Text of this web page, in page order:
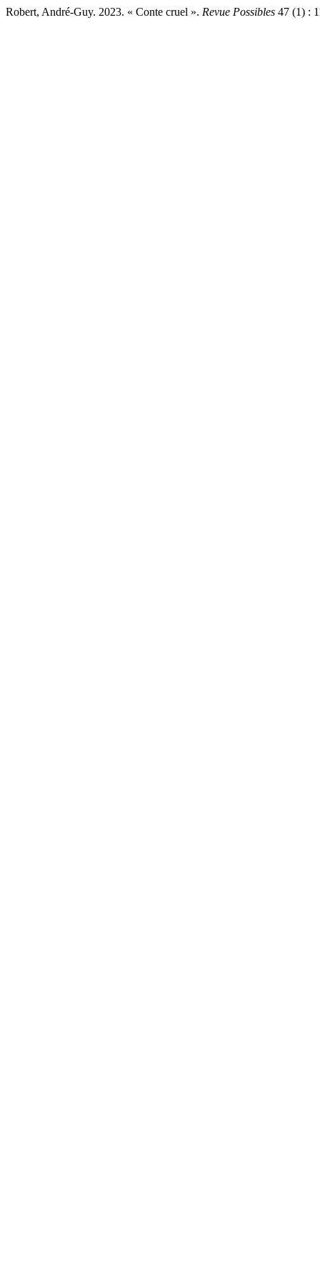
Robert, André-Guy. 2023. « Conte cruel ». Revue Possibles 47 (1) :